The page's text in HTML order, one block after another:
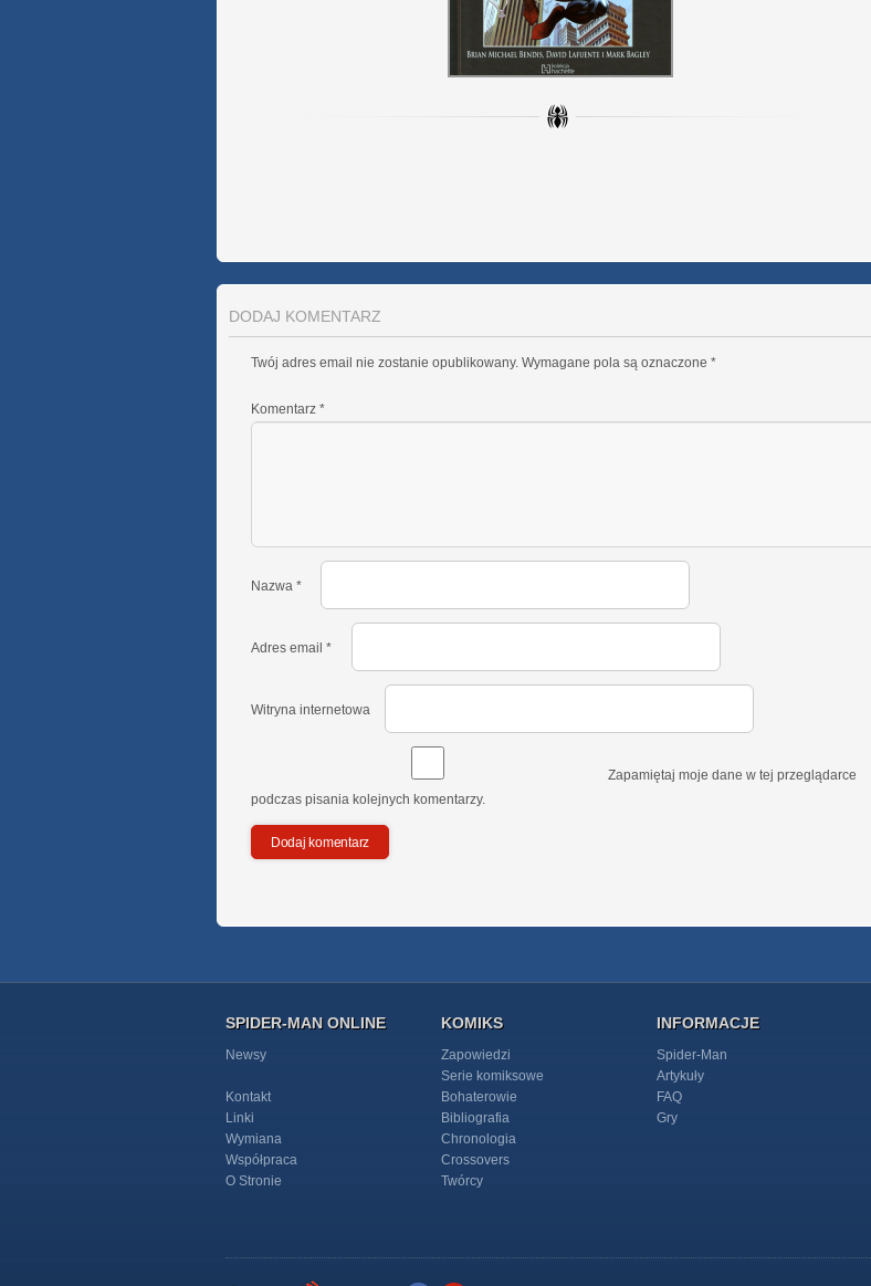
DODAJ KOMENTARZ
Twój adres email nie zostanie opublikowany. Wymagane pola są oznaczone *
Komentarz *
Nazwa *
Adres email *
Witryna internetowa
Zapamiętaj moje dane w tej przeglądarce
podczas pisania kolejnych komentarzy.
SPIDER-MAN ONLINE
Newsy
Kontakt
Linki
Wymiana
Współpraca
O Stronie
KOMIKS
Zapowiedzi
Serie komiksowe
Bohaterowie
Bibliografia
Chronologia
Crossovers
Twórcy
INFORMACJE
Spider-Man
Artykuły
FAQ
Gry